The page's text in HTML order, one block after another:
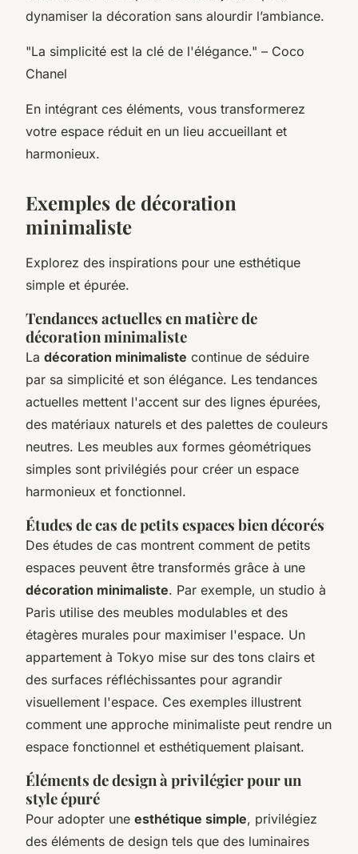
dynamiser la décoration sans alourdir l’ambiance.
"La simplicité est la clé de l'élégance." – Coco
Chanel
En intégrant ces éléments, vous transformerez
votre espace réduit en un lieu accueillant et
harmonieux.
Exemples de décoration
minimaliste
Explorez des inspirations pour une esthétique
simple et épurée.
Tendances actuelles en matière de
décoration minimaliste
La décoration minimaliste continue de séduire
par sa simplicité et son élégance. Les tendances
actuelles mettent l'accent sur des lignes épurées,
des matériaux naturels et des palettes de couleurs
neutres. Les meubles aux formes géométriques
simples sont privilégiés pour créer un espace
harmonieux et fonctionnel.
Études de cas de petits espaces bien décorés
Des études de cas montrent comment de petits
espaces peuvent être transformés grâce à une
décoration minimaliste. Par exemple, un studio à
Paris utilise des meubles modulables et des
étagères murales pour maximiser l'espace. Un
appartement à Tokyo mise sur des tons clairs et
des surfaces réfléchissantes pour agrandir
visuellement l'espace. Ces exemples illustrent
comment une approche minimaliste peut rendre un
espace fonctionnel et esthétiquement plaisant.
Éléments de design à privilégier pour un
style épuré
Pour adopter une esthétique simple, privilégiez
des éléments de design tels que des luminaires